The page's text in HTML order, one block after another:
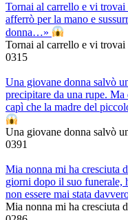
Tornai al carrello e vi trovai
afferrò per la mano e
donna…»
Tornai al carrello e vi trovai
0315
Una giovane donna salvò
precipitare da una rupe.
capì che la madre del
Una giovane donna salvò
0391
Mia nonna mi ha cresciuta
giorni dopo il suo funerale,
non essere mai stata
Mia nonna mi ha cresciuta